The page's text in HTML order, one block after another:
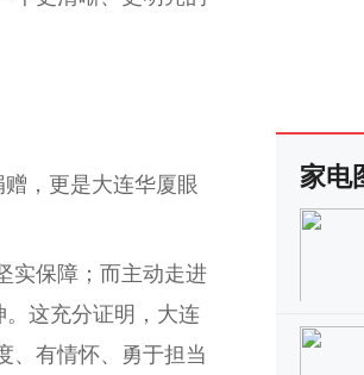
，更是大连华厦眼
实保障；而主动走进
。这充分证明，大连
、有情怀、勇于担当
家电